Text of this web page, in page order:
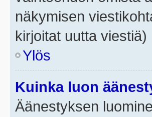
näkymisen
kirjoitat uutta viestiä)
Ylös
Kuinka luon
Äänestyksen